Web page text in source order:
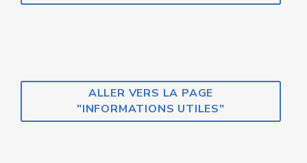
ALLER VERS LA PAGE
"INFORMATIONS UTILES"